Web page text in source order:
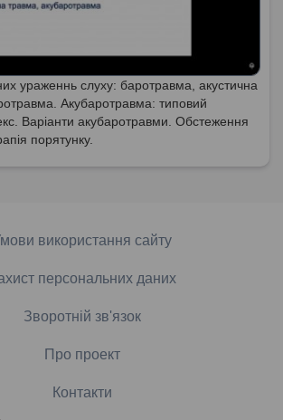
ураженнь слуху: баротравма, акустична
Акубаротравма: типовий
Варіанти акубаротравми. Обстеження
порятунку.
використання сайту
персональних даних
Зворотній зв'язок
Про проект
Контакти